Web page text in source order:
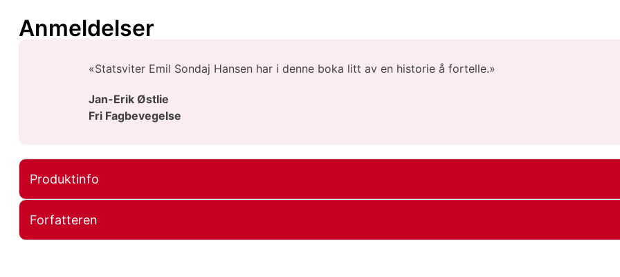
Anmeldelser
«Statsviter Emil Sondaj Hansen har i denne boka litt av en historie å fortelle.»
Jan-Erik Østlie
Fri Fagbevegelse
Produktinfo
Forfatteren